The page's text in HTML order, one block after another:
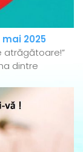
mai 2025
atrăgătoare!”
dintre